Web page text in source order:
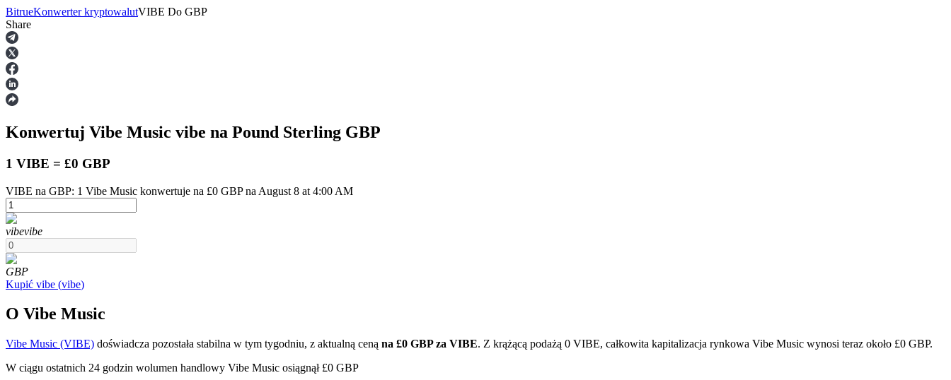
Kontrakty terminowe
Kontrakty terminowe na USDT
Kontrakty futures wykorzystujące USDT jako zabezpieczenie
BitrueKonwerter kryptowalutVIBE Do GBP
Share
Konwertuj Vibe Music vibe na Pound Sterling GBP
1 VIBE = £0 GBP
VIBE na GBP: 1 Vibe Music konwertuje na £0 GBP na August 8 at 4:00 AM
vibevibe
GBP
Kupić vibe (vibe)
O Vibe Music
Vibe Music (VIBE) doświadcza pozostała stabilna w tym tygodniu, z aktualną ceną na £0 GBP za VIBE. Z krążącą podażą 0 VIBE, całkowita kapitalizacja rynkowa Vibe Music wynosi teraz około £0 GBP.
W ciągu ostatnich 24 godzin wolumen handlowy Vibe Music osiągnął £0 GBP